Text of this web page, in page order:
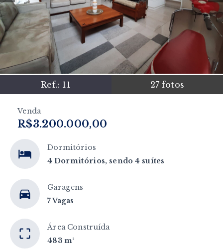
Ref.: 11 27 fotos
Venda
R$3.200.000,00
Dormitórios
4 Dormitórios, sendo 4 suítes
Garagens
7 Vagas
Área Construída
483 m²